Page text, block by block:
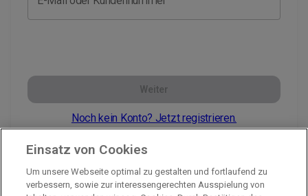
Weiter
Noch kein Konto? Jetzt registrieren.
Impressum
Einsatz von Cookies
Um unsere Webseite optimal zu gestalten und fortlaufend zu
verbessern, sowie zur interessengerechten Ausspielung von